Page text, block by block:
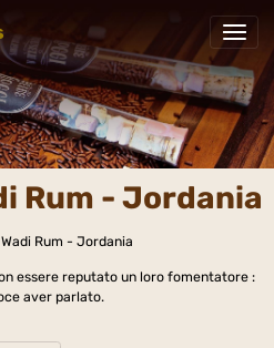
Rum - Jordania
essere reputato un loro fomentatore :
aver parlato.